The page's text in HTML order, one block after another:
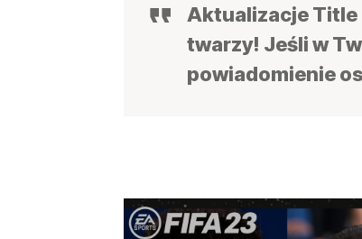
Aktualizacje Title
twarzy! Jeśli w
powiadomienie